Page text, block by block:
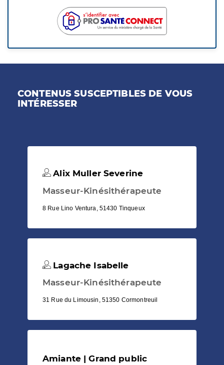
CONTENUS SUSCEPTIBLES DE VOUS
INTÉRESSER
Alix Muller Severine
Masseur-Kinésithérapeute
8 Rue Lino Ventura, 51430 Tinqueux
Lagache Isabelle
Masseur-Kinésithérapeute
31 Rue du Limousin, 51350 Cormontreuil
Amiante | Grand public